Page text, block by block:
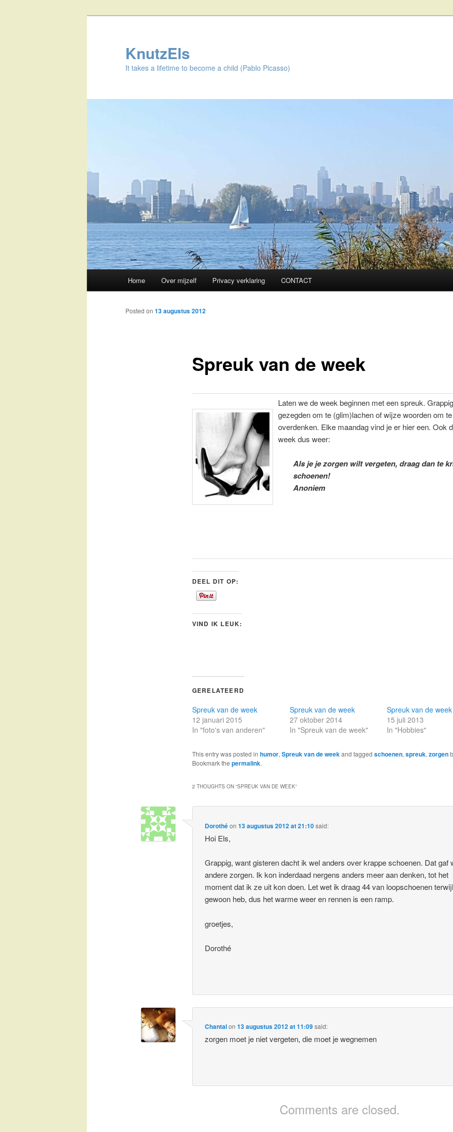
KnutzEls
It takes a lifetime to become a child (Pablo Picasso)
Skip
to
Home Over mijzelf Privacy verklaring CONTACT
Spreuk van de week
Posted on 13 augustus 2012
Laten we de week beginnen met een spreuk.
gezegden om te (glim)lachen of wijze woorden om te
overdenken. Elke maandag vind je er hier een. Ook
week dus weer:
Als je je zorgen wilt vergeten, draag dan te
schoenen!
Anoniem
DEEL DIT OP:
VIND IK LEUK:
GERELATEERD
Spreuk van de week
12 januari 2015
In "foto's van anderen"
Spreuk van de week
27 oktober 2014
In "Spreuk van de week"
Spreuk van de week
15 juli 2013
In "Hobbies"
This entry was posted in humor, Spreuk van de weekand tagged schoenen, spreuk, zorgen
Bookmark the permalink.
2 THOUGHTS ON “SPREUK VAN DE WEEK”
Dorothéon13 augustus 2012 at 21:10said:
Hoi Els,
Grappig, want gisteren dacht ik wel anders over krappe schoenen. Dat gaf
andere zorgen. Ik kon inderdaad nergens anders meer aan denken, tot het
moment dat ik ze uit kon doen. Let wet ik draag 44 van loopschoenen
gewoon heb, dus het warme weer en rennen is een ramp.
groetjes,
Dorothé
Chantalon13 augustus 2012 at 11:09said:
zorgen moet je niet vergeten, die moet je wegnemen
Comments are closed.